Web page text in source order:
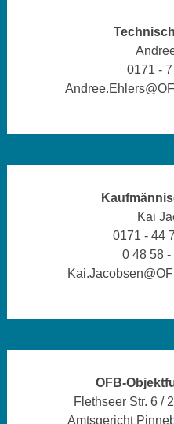
0171 -
Kai
0171 - 44
0 48 58 -
OFB-
Flethseer Str. 6 /
Amtsgericht